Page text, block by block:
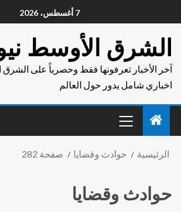
7 أغسطس، 2026
الشرق الأوسط
آخر الأخبار تعرفونها فقط وحصرياً على الشرق
اخباري شامل يدور حول العالم
الرئيسية حوادث وقضايا صفحة 282
حوادث وقضايا